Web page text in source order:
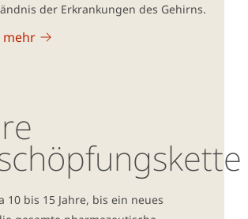
der Erkrankungen des Gehirns.
mehr
10 bis 15 Jahre, bis ein neues